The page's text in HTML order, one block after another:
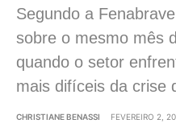
Segundo a
sobre o mesmo mês
quando o setor
mais difíceis da crise
CHRISTIANE BENASSI FEVEREIRO 2,